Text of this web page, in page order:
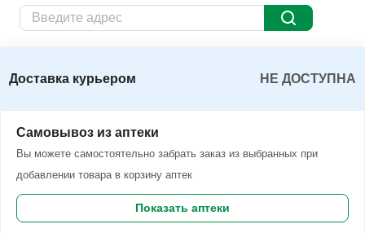
Доставка курьером Заказать
Доставка курьером НЕ ДОСТУПНА
Самовывоз из аптеки
Вы можете самостоятельно забрать заказ из выбранных при
добавлении товара в корзину аптек
Показать аптеки